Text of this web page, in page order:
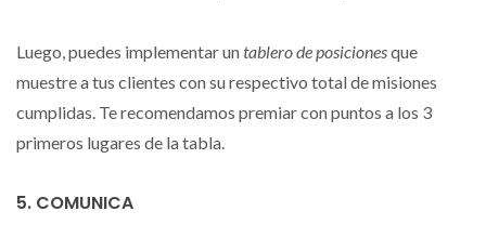
Luego, puedes implementar untablero de posicionesque
muestre a tus clientes con su respectivo total de misiones
cumplidas. Te recomendamos premiar con puntos a los 3
primeros lugares de la tabla.
5. COMUNICA